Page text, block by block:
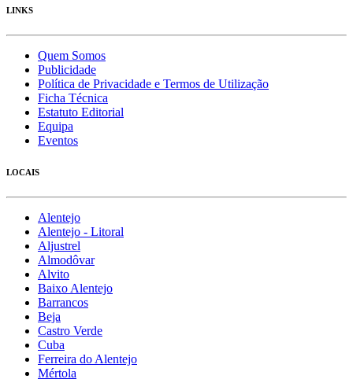
LINKS
Quem Somos
Publicidade
Política de Privacidade e Termos de Utilização
Ficha Técnica
Estatuto Editorial
Equipa
Eventos
LOCAIS
Alentejo
Alentejo - Litoral
Aljustrel
Almodôvar
Alvito
Baixo Alentejo
Barrancos
Beja
Castro Verde
Cuba
Ferreira do Alentejo
Mértola